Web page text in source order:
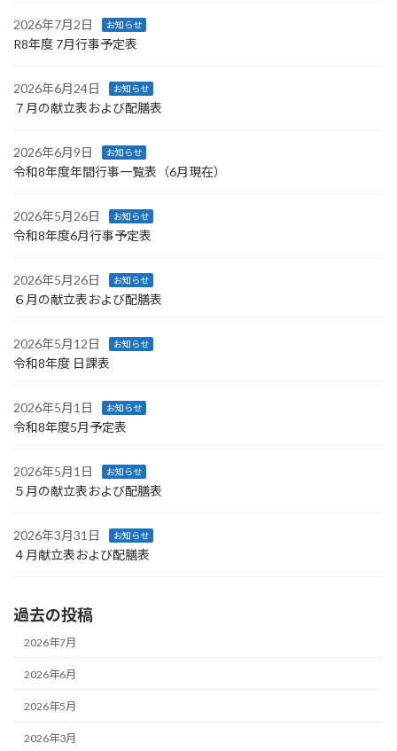
2026年7月2日 お知らせ
R8年度 7月行事予定表
2026年6月24日 お知らせ
７月の献立表および配膳表
2026年6月9日 お知らせ
令和8年度年間行事一覧表（6月現在）
2026年5月26日 お知らせ
令和8年度6月行事予定表
2026年5月26日 お知らせ
６月の献立表および配膳表
2026年5月12日 お知らせ
令和8年度 日課表
2026年5月1日 お知らせ
令和8年度5月予定表
2026年5月1日 お知らせ
５月の献立表および配膳表
2026年3月31日 お知らせ
４月献立表および配膳表
過去の投稿
2026年7月
2026年6月
2026年5月
2026年3月